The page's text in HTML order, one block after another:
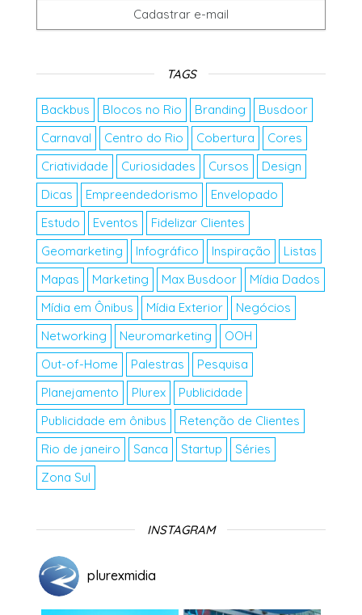
TAGS
Backbus Blocos no Rio Branding
Busdoor
Carnaval
Centro do Rio Cobertura
Cores
Criatividade
Curiosidades Cursos
Design
Dicas
Empreendedorismo
Envelopado
Estudo
Eventos
Fidelizar Clientes
Geomarketing
Infográfico Inspiração
Listas
Mapas
Marketing Max Busdoor
Mídia Dados
Mídia em Ônibus
Mídia Exterior
Negócios
Networking
Neuromarketing
OOH
Out-of-Home
Palestras
Pesquisa
Planejamento
Plurex
Publicidade
Publicidade em ônibus
Retenção de Clientes
Rio de janeiro
Sanca Startup
Séries
Zona Sul
INSTAGRAM
plurexmidia